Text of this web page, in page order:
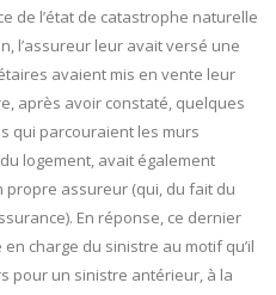
de l’état de catastrophe naturelle
l’assureur leur avait versé une
avaient mis en vente leur
après avoir constaté, quelques
qui parcouraient les murs
logement, avait également
assureur (qui, du fait du
En réponse, ce dernier
charge du sinistre au motif qu’il
pour un sinistre antérieur, à la